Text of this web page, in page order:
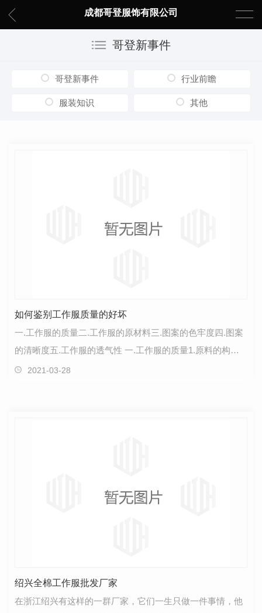
成都哥登服饰有限公司
哥登新事件
哥登新事件 行业前瞻
服装知识 其他
如何鉴别工作服质量的好坏
一.工作服的质量二.工作服的原材料三.图案的色牢度四.图案
的清晰度五.工作服的透气性 一.工作服的质量1.原料的构
成，是棉纱还是尼龙，棉纱相对舒服些。2.做工。线…
2021-03-28
绍兴全棉工作服批发厂家
在浙江绍兴有这样的一群厂家，它们一生只做一件事情，他